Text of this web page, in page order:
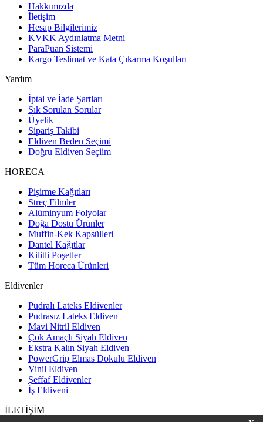
Hakkımızda
İletişim
Hesap Bilgilerimiz
KVKK Aydınlatma Metni
ParaPuan Sistemi
Kargo Teslimat ve Kata Çıkarma Koşulları
Yardım
İptal ve İade Şartları
Sık Sorulan Sorular
Üyelik
Sipariş Takibi
Eldiven Beden Seçimi
Doğru Eldiven Seçiim
HORECA
Pişirme Kağıtları
Streç Filmler
Alüminyum Folyolar
Doğa Dostu Ürünler
Muffin-Kek Kapsülleri
Dantel Kağıtlar
Kilitli Poşetler
Tüm Horeca Ürünleri
Eldivenler
Pudralı Lateks Eldivenler
Pudrasız Lateks Eldiven
Mavi Nitril Eldiven
Çok Amaçlı Siyah Eldiven
Ekstra Kalın Siyah Eldiven
PowerGrip Elmas Dokulu Eldiven
Vinil Eldiven
Şeffaf Eldivenler
İş Eldiveni
İLETİŞİM